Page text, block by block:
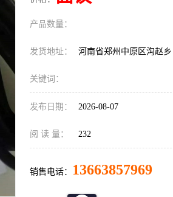
产品数量：
发货地址： 河南省郑州中原区沟赵乡
关键词：
发布日期： 2026-08-07
阅 读 量： 232
销售电话： 13663857969